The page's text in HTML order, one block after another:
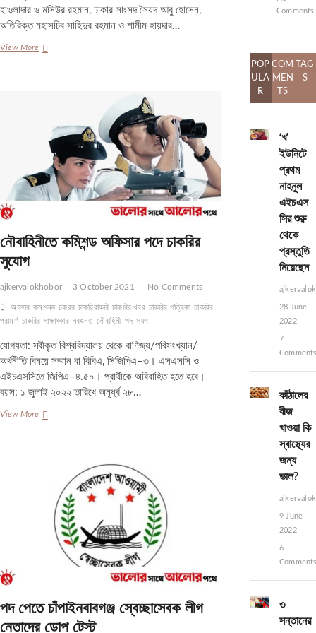
হাওলাদার ও মসিউর রহমান, ঢাকার সাংসদ সৈয়দ আবু হোসেন,
অতিরিক্ত মহাসচিব সাহিদুর রহমান ও শামীম হায়দার…
View Moreজাতীয়
নৌবাহিনীতে কমিশন্ড অফিসার পদে চাকরির
সুযোগ
ajkervalokhobor 3 October 2021 No Comments
অফসর কমশনড চকরর চাকরিবাকরি চাকরির খবর চাকরির পত্রিকা চাকরির
পরামর্শ চাকরির সাক্ষাৎকার নবহনত নৌবাহিনী পদ সযগ
যোগ্যতা: স্বীকৃত বিশ্ববিদ্যালয় থেকে বাণিজ্য/পরিসংখ্যান/
অর্থনীতি বিষয়ে সম্মান বা বিবিএ, সিজিপিএ–৩। এসএসসি ও
এইচএসসিতে জিপিএ–৪.৫০। প্রার্থীকে অবিবাহিত হতে হবে।
বয়স: ১ জুলাই ২০২২ তারিখে অনূর্ধ্ব ২৮…
View Moreনৌবাহিনীতে
পদ পেতে চাঁপাইনবাবগঞ্জ স্বেচ্ছাসেবক লীগ
নেতাদের ডোপ টেস্ট
Comments
POP
ULA
R
COM
MEN
TS
TAG
S
‘খ’
ইউনিটে
প্রথম
নাহনুল
এইচএস
সির শুরু
থেকে
প্রস্তুতি
নিয়েছেন
28 June
2022
7
কাঁঠালের
বীজ
খাওয়া কি
স্বাস্থ্যের
জন্য
ভাল?
9 June
2022
6
৩
সন্তানের